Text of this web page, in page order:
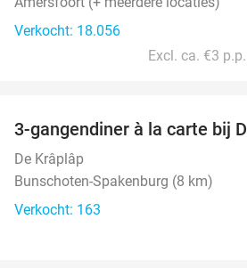
Verkocht: 18.056
Excl. ca. €3
3-gangendiner à la carte bij
De Krâplâp
Bunschoten-Spakenburg (8 km)
Verkocht: 163